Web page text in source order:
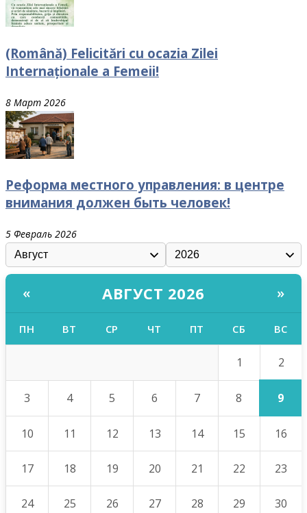
(Română) Felicitări cu ocazia Zilei
Internaționale a Femeii!
8 Март 2026
Реформа местного управления: в центре
внимания должен быть человек!
5 Февраль 2026
« АВГУСТ 2026 »
ПН ВТ СР ЧТ ПТ СБ ВС
1 2
3 4 5 6 7 8 9
10 11 12 13 14 15 16
17 18 19 20 21 22 23
24 25 26 27 28 29 30